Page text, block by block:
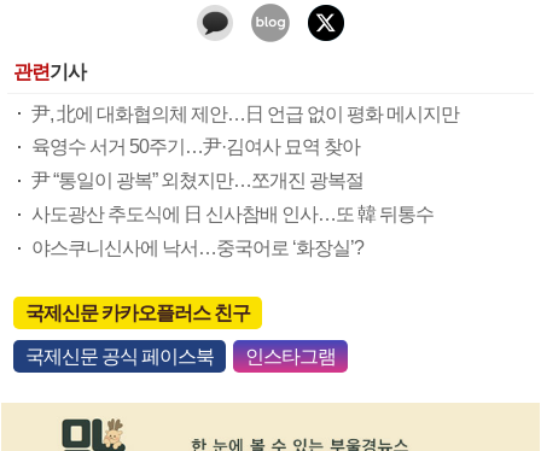
관련기사
尹, 北에 대화협의체 제안…日 언급 없이 평화 메시지만
육영수 서거 50주기…尹·김여사 묘역 찾아
尹 “통일이 광복” 외쳤지만…쪼개진 광복절
사도광산 추도식에 日 신사참배 인사…또 韓 뒤통수
야스쿠니신사에 낙서…중국어로 ‘화장실’?
국제신문 카카오플러스 친구
국제신문 공식 페이스북 인스타그램